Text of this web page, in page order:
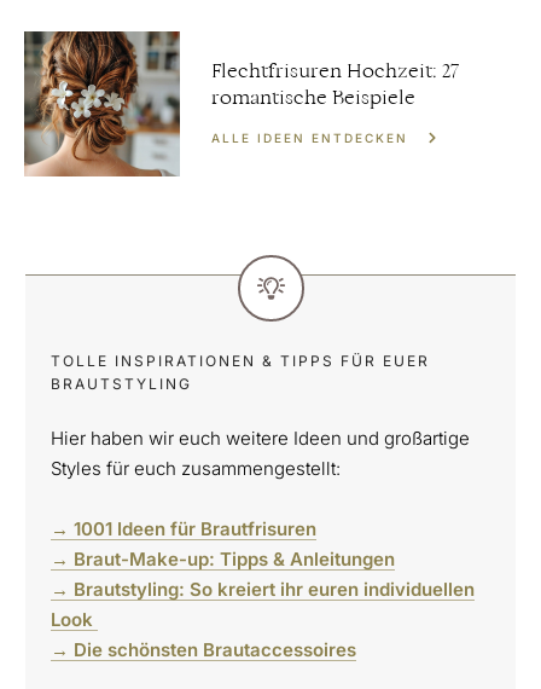
Flechtfrisuren Hochzeit: 27
romantische Beispiele
ALLE IDEEN ENTDECKEN
TOLLE INSPIRATIONEN & TIPPS FÜR EUER
BRAUTSTYLING
Hier haben wir euch weitere Ideen und großartige
Styles für euch zusammengestellt:
→ 1001 Ideen für Brautfrisuren
→ Braut-Make-up: Tipps & Anleitungen
→ Brautstyling: So kreiert ihr euren individuellen
Look
→ Die schönsten Brautaccessoires